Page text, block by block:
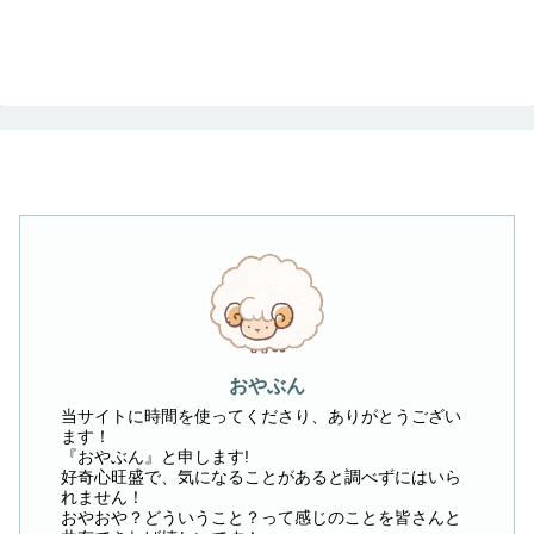
おやぶん
当サイトに時間を使ってくださり、ありがとうござい
ます！
『おやぶん』と申します!
好奇心旺盛で、気になることがあると調べずにはいら
れません！
おやおや？どういうこと？って感じのことを皆さんと